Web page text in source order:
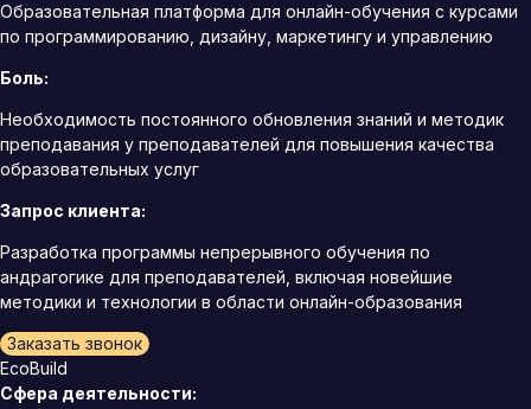
Образовательная платформа для онлайн-обучения с курсами
по программированию, дизайну, маркетингу и управлению
Боль:
Необходимость постоянного обновления знаний и методик
преподавания у преподавателей для повышения качества
образовательных услуг
Запрос клиента:
Разработка программы непрерывного обучения по
андрагогике для преподавателей, включая новейшие
методики и технологии в области онлайн-образования
Заказать звонок
EcoBuild
Сфера деятельности: